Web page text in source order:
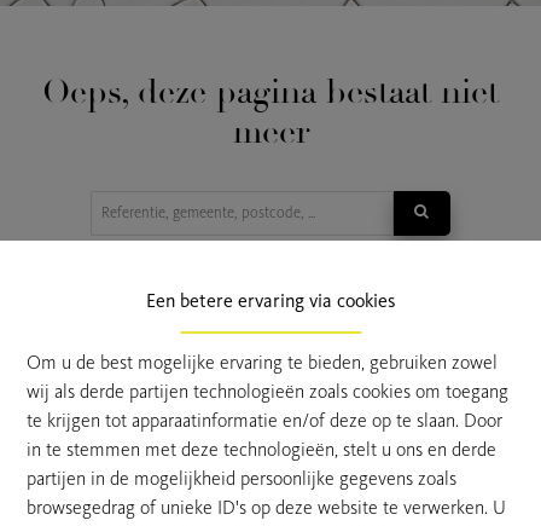
Een betere ervaring via cookies
Om u de best mogelijke ervaring te bieden, gebruiken zowel
wij als derde partijen technologieën zoals cookies om toegang
te krijgen tot apparaatinformatie en/of deze op te slaan. Door
in te stemmen met deze technologieën, stelt u ons en derde
partijen in de mogelijkheid persoonlijke gegevens zoals
browsegedrag of unieke ID's op deze website te verwerken. U
Oeps, deze pagina bestaat niet
meer